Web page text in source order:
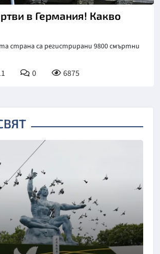
в Германия! Какво
страна са регистрирани 9800 смъртни
0 6875